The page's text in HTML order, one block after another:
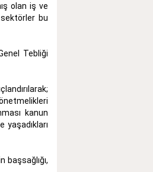
olan iş ve
bu
Tebliği
kanun
başsağlığı,